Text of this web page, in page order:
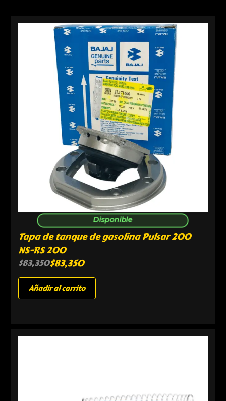
Disponible
Tapa de tanque de gasolina Pulsar 200
NS-RS 200
$83,350$83,350
Añadir al carrito